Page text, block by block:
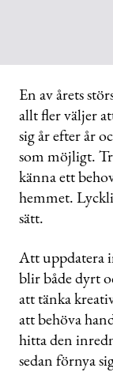
En av årets
allt fler väljer
sig år efter år
som möjligt.
känna ett
hemmet.
sätt.
Att uppdatera
blir både dyrt
att tänka
att behöva
hitta den
sedan förnya